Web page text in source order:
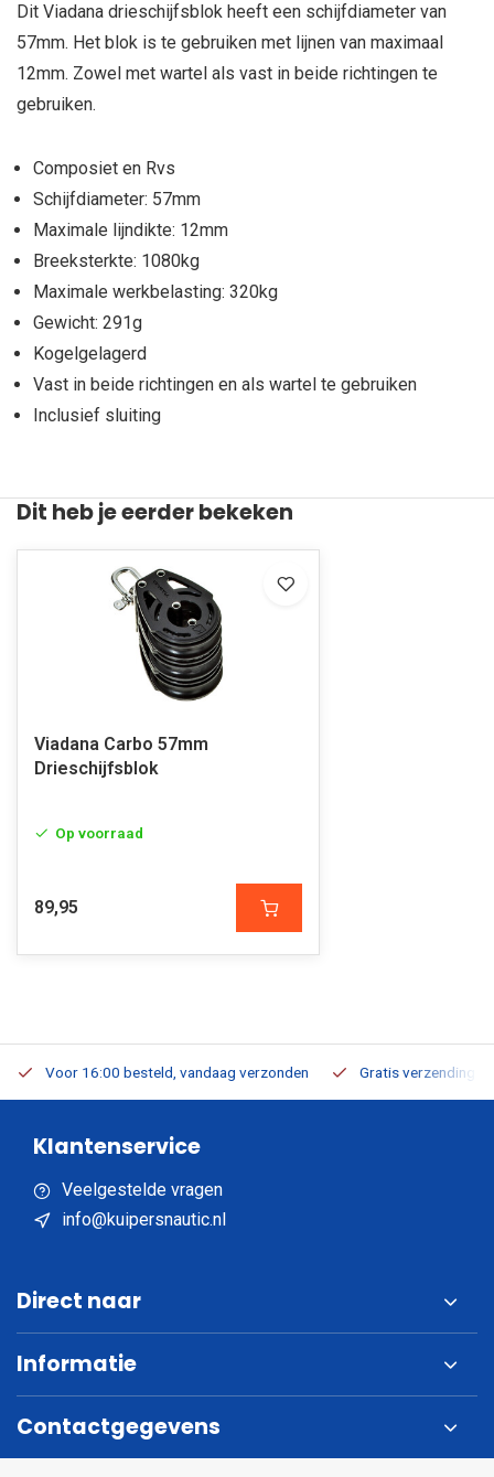
Dit Viadana drieschijfsblok heeft een schijfdiameter van
57mm. Het blok is te gebruiken met lijnen van maximaal
12mm. Zowel met wartel als vast in beide richtingen te
gebruiken.
Composiet en Rvs
Schijfdiameter: 57mm
Maximale lijndikte: 12mm
Breeksterkte: 1080kg
Maximale werkbelasting: 320kg
Gewicht: 291g
Kogelgelagerd
Vast in beide richtingen en als wartel te gebruiken
Inclusief sluiting
Dit heb je eerder bekeken
Viadana Carbo 57mm
Drieschijfsblok
Op voorraad
89,95
Voor 16:00 besteld, vandaag verzonden Gratis verzending
Klantenservice
Veelgestelde vragen
info@kuipersnautic.nl
Direct naar
Informatie
Contactgegevens